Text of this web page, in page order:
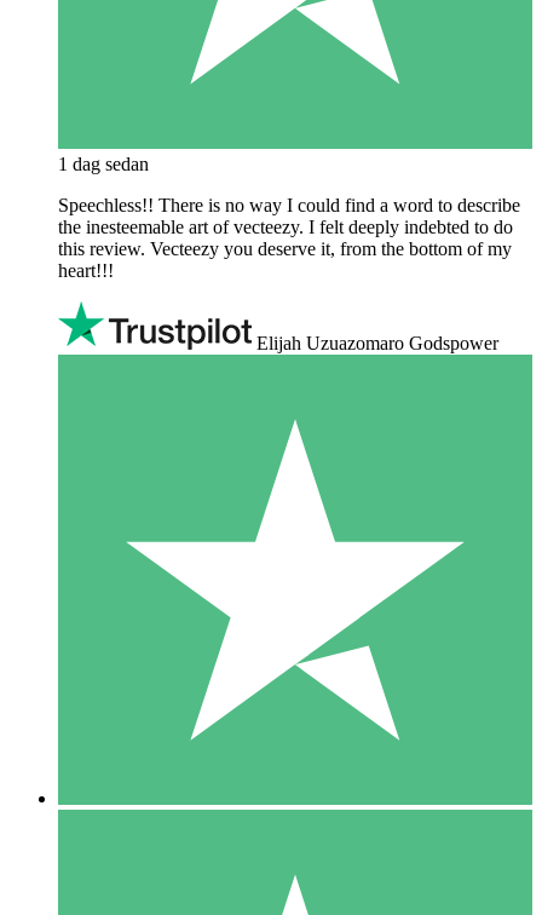
1 dag sedan
Speechless!! There is no way I could find a word to describe
the inesteemable art of vecteezy. I felt deeply indebted to do
this review. Vecteezy you deserve it, from the bottom of my
heart!!!
Elijah Uzuazomaro Godspower